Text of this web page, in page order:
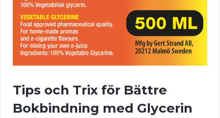
Tips och Trix för Bättre
Bokbindning med Glycerin